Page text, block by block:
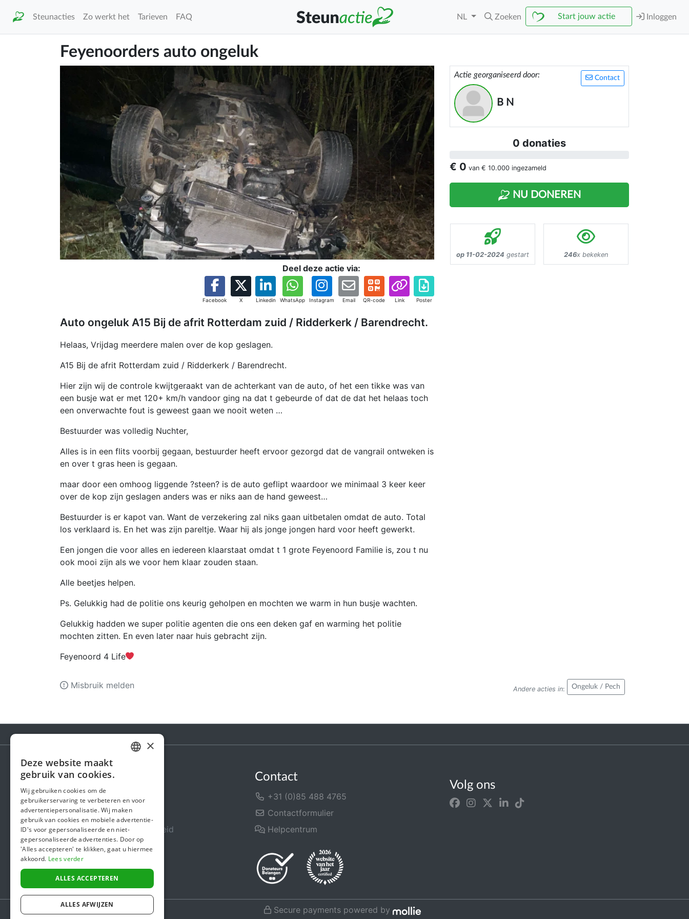
Steunacties Zo werkt het Tarieven FAQ NL Zoeken Start jouw actie Inloggen
Feyenoorders auto ongeluk
Deel deze actie via:
Facebook X Linkedin WhatsApp Instagram Email QR-code Link Poster
Auto ongeluk A15 Bij de afrit Rotterdam zuid / Ridderkerk / Barendrecht.
Helaas, Vrijdag meerdere malen over de kop geslagen.
A15 Bij de afrit Rotterdam zuid / Ridderkerk / Barendrecht.
Hier zijn wij de controle kwijtgeraakt van de achterkant van de auto, of het een tikke was van
een busje wat er met 120+ km/h vandoor ging na dat t gebeurde of dat de dat het helaas toch
een onverwachte fout is geweest gaan we nooit weten …
Bestuurder was volledig Nuchter,
Alles is in een flits voorbij gegaan, bestuurder heeft ervoor gezorgd dat de vangrail ontweken is
en over t gras heen is gegaan.
maar door een omhoog liggende ?steen? is de auto geflipt waardoor we minimaal 3 keer keer
over de kop zijn geslagen anders was er niks aan de hand geweest…
Bestuurder is er kapot van. Want de verzekering zal niks gaan uitbetalen omdat de auto. Total
los verklaard is. En het was zijn pareltje. Waar hij als jonge jongen hard voor heeft gewerkt.
Een jongen die voor alles en iedereen klaarstaat omdat t 1 grote Feyenoord Familie is, zou t nu
ook mooi zijn als we voor hem klaar zouden staan.
Alle beetjes helpen.
Ps. Gelukkig had de politie ons keurig geholpen en mochten we warm in hun busje wachten.
Gelukkig hadden we super politie agenten die ons een deken gaf en warming het politie
mochten zitten. En even later naar huis gebracht zijn.
Feyenoord 4 Life
Contact
Actie georganiseerd door:
B N
0 donaties
€ 0 van € 10.000 ingezameld
NU DONEREN
op 11-02-2024 gestart 246x bekeken
Andere acties in: Ongeluk / Pech
Misbruik melden
Steunactie
Over ons
In de media
Veiligheid & Betrouwbaarheid
Algemene voorwaarden
Privacybeleid
Cookiebeleid
Contact
+31 (0)85 488 4765
Contactformulier
Helpcentrum
Volg ons
Secure payments powered by
ENGLISH
×
Deze website maakt
gebruik van cookies.
Wij gebruiken cookies om de
gebruikerservaring te verbeteren en voor
advertentiepersonalisatie. Wij maken
gebruik van cookies en mobiele advertentie-
ID's voor gepersonaliseerde en niet-
gepersonaliseerde advertenties. Door op
'Alles accepteren' te klikken, gaat u hiermee
akkoord. Lees verder
ALLES ACCEPTEREN
ALLES AFWIJZEN